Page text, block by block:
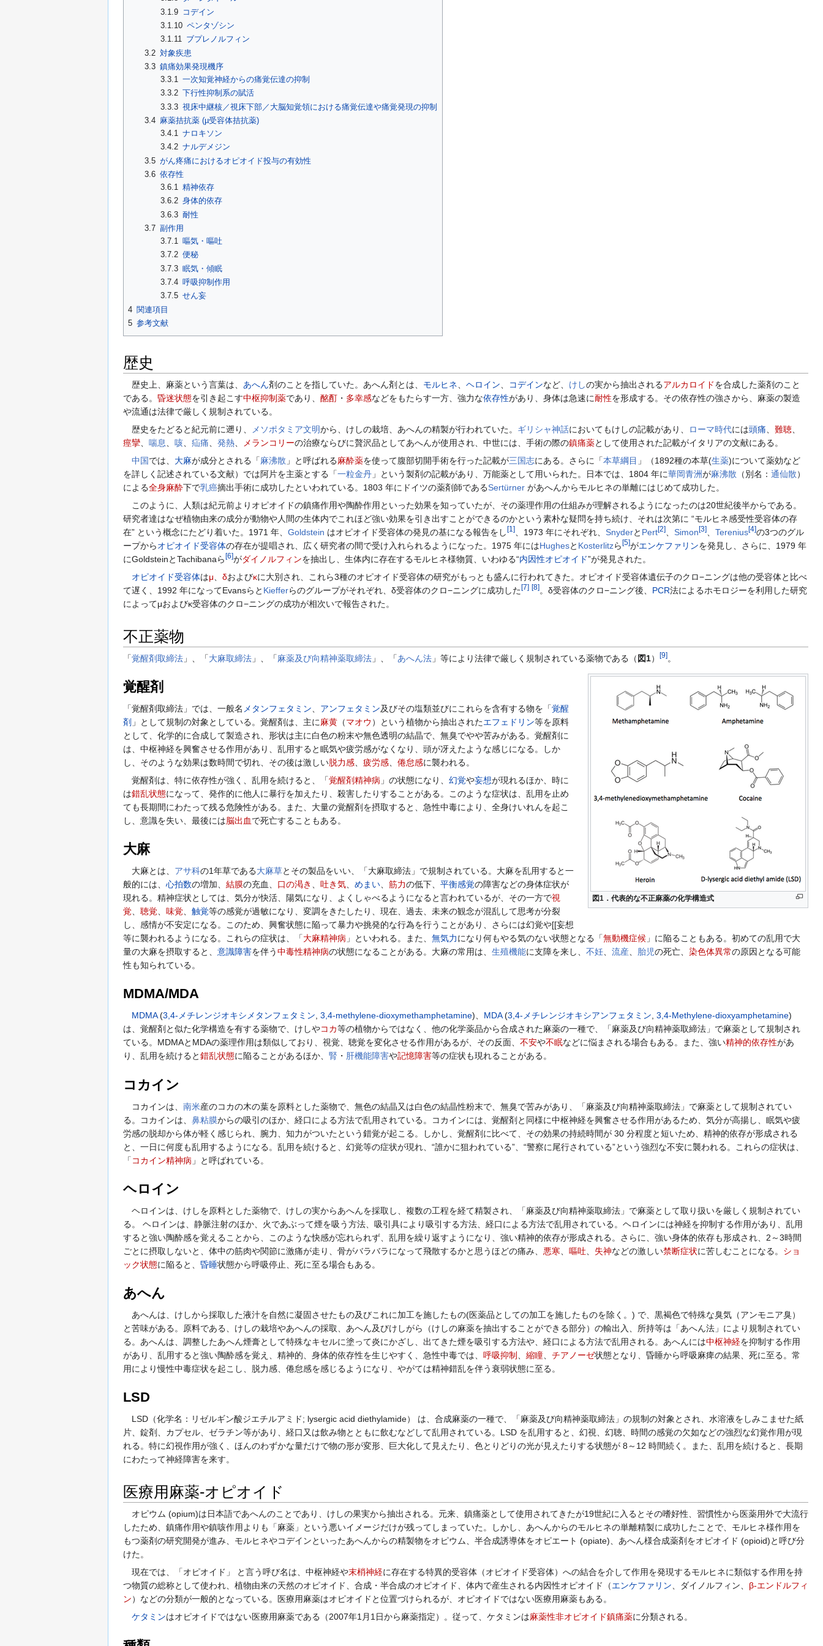
3.1.9 コデイン
3.1.10 ペンタゾシン
3.1.11 ブプレノルフィン
3.2 対象疾患
3.3 鎮痛効果発現機序
3.3.1 一次知覚神経からの痛覚伝達の抑制
3.3.2 下行性抑制系の賦活
3.3.3 視床中継核／視床下部／大脳知覚領における痛覚伝達や痛覚発現の抑制
3.4 麻薬拮抗薬 (µ受容体拮抗薬)
3.4.1
ナロキソン
3.4.2 ナルデメジン
3.5 がん疼痛におけるオピオイド投与の有効性
3.6 依存性
3.6.1
精神依存
3.6.2 身体的依存
3.6.3 耐性
3.7 副作用
3.7.1
嘔気・嘔吐
3.7.2 便秘
3.7.3 眠気・傾眠
3.7.4 呼吸抑制作用
3.7.5 せん妄
4 関連項目
5 参考文献
歴史
歴史上、麻薬という言葉は、 あへん剤のことを指していた。あへん剤とは、 モルヒネ ヘロイン コデインなど、 けしの実から抽出されるアルカロイドを合成した薬剤のこと
である。 昏迷状態を引き起こす中枢抑制薬であり、 酩酊 ・ 多幸感などをもたらす一方、強力な依存性があり、身体は急速に耐性を形成する。その依存性の強さから、麻薬の製造
や流通は法律で厳しく規制されている。
歴史をたどると紀元前に遡り、
メソポタミア文明から、けしの栽培、あへんの精製が行われていた。 ギリシャ神話においてもけしの記載があり、 ローマ時代には頭痛 難聴
痙攣
喘息 咳 疝痛 発熱 メランコリーの治療ならびに贅沢品としてあへんが使用され、中世には、手術の際の鎮痛薬として使用された記載がイタリアの文献にある。
中国では、 大麻が成分とされる「麻沸散 」と呼ばれる麻酔薬を使って腹部切開手術を行った記載が三国志にある。さらに「本草綱目 」（1892種の本草(生薬)について薬効など
を詳しく記述されている文献）では阿片を主薬とする「一粒金丹 」という製剤の記載があり、万能薬として用いられた。日本では、1804 年に華岡青洲が麻沸散 （別名： 通仙散）
による全身麻酔下で乳癌摘出手術に成功したといわれている。1803 年にドイツの薬剤師であるSertürner があへんからモルヒネの単離にはじめて成功した。
このように、人類は紀元前よりオピオイドの鎮痛作用や陶酔作用といった効果を知っていたが、その薬理作用の仕組みが理解されるようになったのは20世紀後半からである。
研究者達はなぜ植物由来の成分が動物や人間の生体内でこれほど強い効果を引き出すことができるのかという素朴な疑問を持ち続け、それは次第に “モルヒネ感受性受容体の存
在” という概念にたどり着いた。1971 年、 Goldstein はオピオイド受容体の発見の基になる報告をし[1 ] 、1973 年にそれぞれ、 Snyderと Pert[2] Simon[3] Terenius[4]の3つのグル
ープからオピオイド受容体の存在が提唱され、広く研究者の間で受け入れられるようになった。1975 年にはHughesと Kosterlitzら[5]がエンケファリンを発見し、さらに、1979 年
にGoldsteinとTachibanaら[6]がダイノルフィンを抽出し、生体内に存在するモルヒネ様物質、いわゆる“内因性オピオイド”が発見された。
オピオイド受容体はμ δおよびκに大別され、これら3種のオピオイド受容体の研究がもっとも盛んに行われてきた。オピオイド受容体遺伝子のクロ−ニングは他の受容体と比べ
て遅く、1992 年になってEvansらと Kiefferらのグループがそれぞれ、δ受容体のクロ−ニングに成功した[7] [8]。δ受容体のクロ−ニング後、 PCR法によるホモロジーを利用した研究
によってμおよびκ受容体のクロ−ニングの成功が相次いで報告された。
不正薬物
「覚醒剤取締法 」、「大麻取締法 」、「麻薬及び向精神薬取締法 」、「あへん法 」等により法律で厳しく規制されている薬物である（ 図1） [9] 。
図1．代表的な不正麻薬の化学構造式
覚醒剤
「覚醒剤取締法」では、一般名 メタンフェタミン アンフェタミン及びその塩類並びにこれらを含有する物を「覚醒
剤 」として規制の対象としている。覚醒剤は、主に麻黄 （マオウ ）という植物から抽出されたエフェドリン等を原料
として、化学的に合成して製造され、形状は主に白色の粉末や無色透明の結晶で、無臭でやや苦みがある。覚醒剤に
は、中枢神経を興奮させる作用があり、乱用すると眠気や疲労感がなくなり、頭が冴えたような感じになる。しか
し、そのような効果は数時間で切れ、その後は激しい脱力感 疲労感 倦怠感に襲われる。
覚醒剤は、特に依存性が強く、乱用を続けると、「覚醒剤精神病 」の状態になり、 幻覚や妄想が現れるほか、時に
は錯乱状態になって、発作的に他人に暴行を加えたり、殺害したりすることがある。このような症状は、乱用を止め
ても長期間にわたって残る危険性がある。また、大量の覚醒剤を摂取すると、急性中毒により、全身けいれんを起こ
し、意識を失い、最後には脳出血で死亡することもある。
大麻
大麻とは、 アサ科の1年草である大麻草とその製品をいい、「大麻取締法」で規制されている。大麻を乱用すると一
般的には、 心拍数の増加、 結膜の充血、 口の渇き 、 吐き気、 めまい、 筋力の低下、 平衡感覚の障害などの身体症状が
現れる。精神症状としては、気分が快活、陽気になり、よくしゃべるようになると言われているが、その一方で視
覚、 聴覚、 味覚、 触覚等の感覚が過敏になり、変調をきたしたり、現在、過去、未来の観念が混乱して思考が分裂
し、感情が不安定になる。このため、興奮状態に陥って暴力や挑発的な行為を行うことがあり、さらには幻覚や[[妄想
等に襲われるようになる。これらの症状は、「大麻精神病 」といわれる。また、 無気力になり何もやる気のない状態となる「無動機症候 」に陥ることもある。初めての乱用で大
量の大麻を摂取すると、 意識障害を伴う中毒性精神病の状態になることがある。大麻の常用は、 生殖機能に支障を来し、 不妊、 流産、 胎児の死亡、 染色体異常の原因となる可能
性も知られている。
MDMA/MDA
MDMA(3,4-メチレンジオキシメタンフェタミン, 3,4-methylene-dioxymethamphetamine)、 MDA(3,4-メチレンジオキシアンフェタミン, 3,4-Methylene-dioxyamphetamine)
は、覚醒剤と似た化学構造を有する薬物で、けしやコカ等の植物からではなく、他の化学薬品から合成された麻薬の一種で、「麻薬及び向精神薬取締法」で麻薬として規制され
ている。MDMAとMDAの薬理作用は類似しており、視覚、聴覚を変化させる作用があるが、その反面、 不安や不眠などに悩まされる場合もある。また、強い精神的依存性があ
り、乱用を続けると錯乱状態に陥ることがあるほか、 腎 ・ 肝機能障害や記憶障害等の症状も現れることがある。
コカイン
コカインは、 南米産のコカの木の葉を原料とした薬物で、無色の結晶又は白色の結晶性粉末で、無臭で苦みがあり、「麻薬及び向精神薬取締法」で麻薬として規制されてい
る。コカインは、 鼻粘膜からの吸引のほか、経口による方法で乱用されている。コカインには、覚醒剤と同様に中枢神経を興奮させる作用があるため、気分が高揚し、眠気や疲
労感の脱却から体が軽く感じられ、腕力、知力がついたという錯覚が起こる。しかし、覚醒剤に比べて、その効果の持続時間が 30 分程度と短いため、精神的依存が形成される
と、一日に何度も乱用するようになる。乱用を続けると、幻覚等の症状が現れ、“誰かに狙われている”、“警察に尾行されている”という強烈な不安に襲われる。これらの症状は、
「コカイン精神病 」と呼ばれている。
ヘロイン
ヘロインは、けしを原料とした薬物で、けしの実からあへんを採取し、複数の工程を経て精製され、「麻薬及び向精神薬取締法」で麻薬として取り扱いを厳しく規制されてい
る。 ヘロインは、静脈注射のほか、火であぶって煙を吸う方法、吸引具により吸引する方法、経口による方法で乱用されている。ヘロインには神経を抑制する作用があり、乱用
すると強い陶酔感を覚えることから、このような快感が忘れられず、乱用を繰り返すようになり、強い精神的依存が形成される。さらに、強い身体的依存も形成され、2～3時間
ごとに摂取しないと、体中の筋肉や関節に激痛が走り、骨がバラバラになって飛散するかと思うほどの痛み、 悪寒 嘔吐 失神などの激しい禁断症状に苦しむことになる。 ショ
ック状態に陥ると、 昏睡状態から呼吸停止、死に至る場合もある。
あへん
あへんは、けしから採取した液汁を自然に凝固させたもの及びこれに加工を施したもの(医薬品としての加工を施したものを除く。) で、黒褐色で特殊な臭気（アンモニア臭）
と苦味がある。原料である、けしの栽培やあへんの採取、あへん及びけしがら（けしの麻薬を抽出することができる部分）の輸出入、所持等は「あへん法」により規制されてい
る。あへんは、調整したあへん煙膏として特殊なキセルに塗って炎にかざし、出てきた煙を吸引する方法や、経口による方法で乱用される。あへんには中枢神経を抑制する作用
があり、乱用すると強い陶酔感を覚え、精神的、身体的依存性を生じやすく、急性中毒では、 呼吸抑制 縮瞳 チアノーゼ状態となり、昏睡から呼吸麻痺の結果、死に至る。常
用により慢性中毒症状を起こし、脱力感、倦怠感を感じるようになり、やがては精神錯乱を伴う衰弱状態に至る。
LSD
LSD（化学名：リゼルギン酸ジエチルアミド; lysergic acid diethylamide） は、合成麻薬の一種で、「麻薬及び向精神薬取締法」の規制の対象とされ、水溶液をしみこませた紙
片、錠剤、カプセル、ゼラチン等があり、経口又は飲み物とともに飲むなどして乱用されている。LSD を乱用すると、幻視、幻聴、時間の感覚の欠如などの強烈な幻覚作用が現
れる。特に幻視作用が強く、ほんのわずかな量だけで物の形が変形、巨大化して見えたり、色とりどりの光が見えたりする状態が 8～12 時間続く。また、乱用を続けると、長期
にわたって神経障害を来す。
医療用麻薬-オピオイド
オピウム (opium)は日本語であへんのことであり、けしの果実から抽出される。元来、鎮痛薬として使用されてきたが19世紀に入るとその嗜好性、習慣性から医薬用外で大流行
したため、鎮痛作用や鎮咳作用よりも「麻薬」という悪いイメージだけが残ってしまっていた。しかし、あへんからのモルヒネの単離精製に成功したことで、モルヒネ様作用を
もつ薬剤の研究開発が進み、モルヒネやコデインといったあへんからの精製物をオピウム、半合成誘導体をオピエート (opiate)、あへん様合成薬剤をオピオイド (opioid)と呼び分
けた。
現在では、「オピオイド」 と言う呼び名は、中枢神経や末梢神経に存在する特異的受容体（オピオイド受容体）への結合を介して作用を発現するモルヒネに類似する作用を持
つ物質の総称として使われ、植物由来の天然のオピオイド、合成・半合成のオピオイド、体内で産生される内因性オピオイド（エンケファリン、ダイノルフィン、 β-エンドルフィ
ン）などの分類が一般的となっている。医療用麻薬はオピオイドと位置づけられるが、オピオイドではない医療用麻薬もある。
ケタミンはオピオイドではない医療用麻薬である（2007年1月1日から麻薬指定）。従って、ケタミンは麻薬性非オピオイド鎮痛薬に分類される。